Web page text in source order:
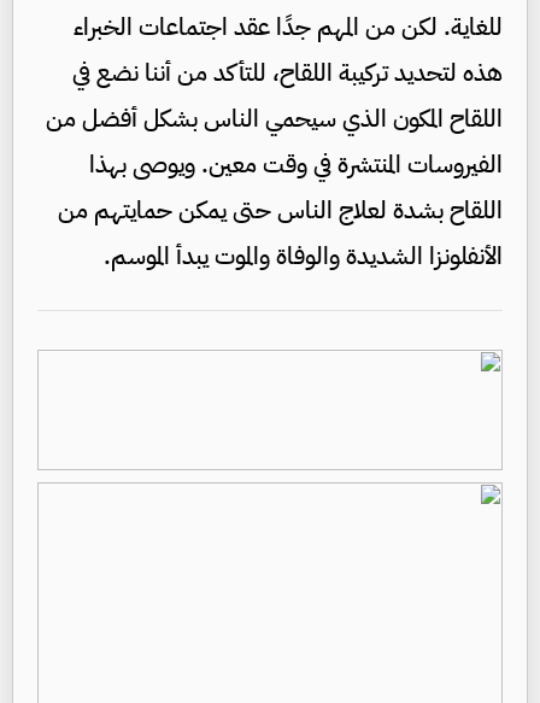
للغاية. لكن من المهم جدًا عقد اجتماعات الخبراء
هذه لتحديد تركيبة اللقاح، للتأكد من أننا نضع في
اللقاح المكون الذي سيحمي الناس بشكل أفضل من
الفيروسات المنتشرة في وقت معين. ويوصى بهذا
اللقاح بشدة لعلاج الناس حتى يمكن حمايتهم من
الأنفلونزا الشديدة والوفاة والموت يبدأ الموسم.